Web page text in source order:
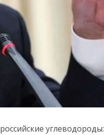
углеводороды: